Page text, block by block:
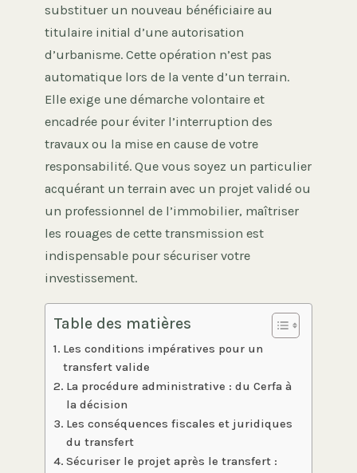
substituer un nouveau bénéficiaire au
titulaire initial d’une autorisation
d’urbanisme. Cette opération n’est pas
automatique lors de la vente d’un terrain.
Elle exige une démarche volontaire et
encadrée pour éviter l’interruption des
travaux ou la mise en cause de votre
responsabilité. Que vous soyez un particulier
acquérant un terrain avec un projet validé ou
un professionnel de l’immobilier, maîtriser
les rouages de cette transmission est
indispensable pour sécuriser votre
investissement.
Table des matières
Les conditions impératives pour un
transfert valide
La procédure administrative : du Cerfa à
la décision
Les conséquences fiscales et juridiques
du transfert
Sécuriser le projet après le transfert :